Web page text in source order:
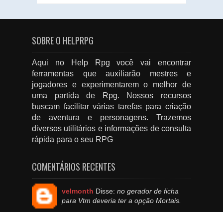
SOBRE O HELPRPG
Aqui no Help Rpg você vai encontrar
ferramentas que auxiliarão mestres e
jogadores e experimentarem o melhor de
uma partida de Rpg. Nossos recursos
buscam facilitar várias tarefas para criação
de aventura e personagens. Trazemos
diversos utilitários e informações de consulta
rápida para o seu RPG
COMENTÁRIOS RECENTES
velmonth Disse: no gerador de ficha
para Vtm deveria ter a opção Mortais.